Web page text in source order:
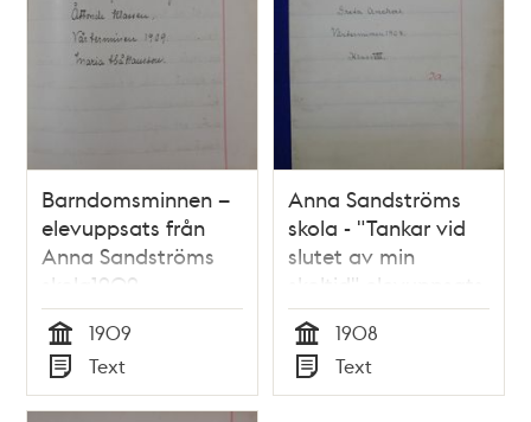
Barndomsminnen –
elevuppsats från
Anna Sandströms
skola1909
Tid
1909
Typ
Text
Anna Sandströms
skola - "Tankar vid
slutet av min
skoltid" elevuppsats
1908
Tid
1908
Typ
Text